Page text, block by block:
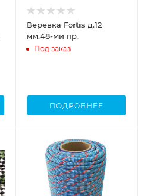
Веревка Fortis д.12
мм.48-ми пр.
Под заказ
ПОДРОБНЕЕ